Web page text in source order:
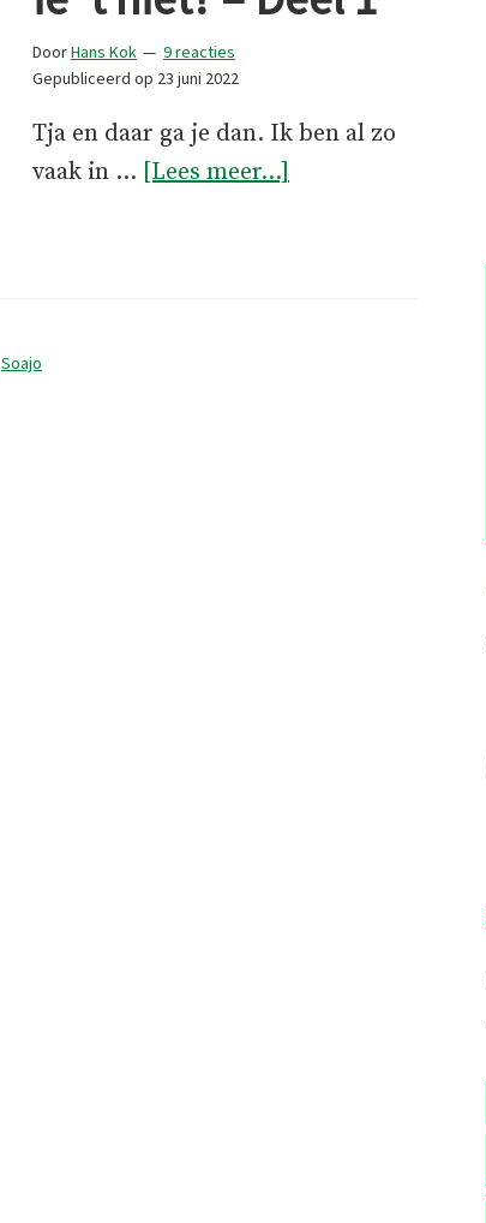
DoorHans Kok
9 reacties
Gepubliceerd op 23 juni 2022
Tja en daar ga je dan. Ik ben al zo
vaak in … [Lees meer...]
Soajo